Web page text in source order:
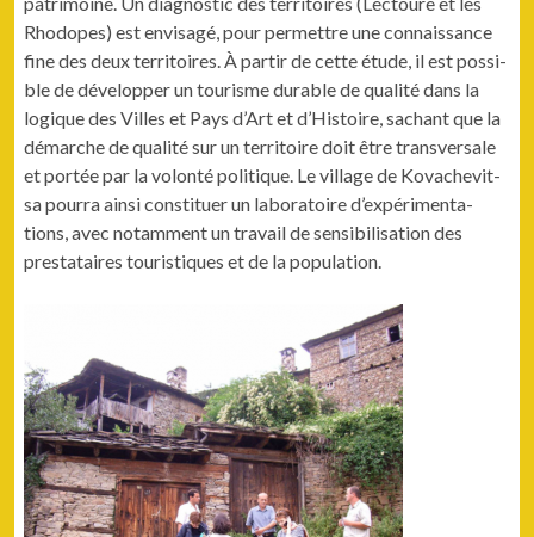
Rhodopes) est envis­agé, pour per­me­t­tre une con­nais­sance
fine des deux ter­ri­toires. À par­tir de cette étude, il est pos­si­
ble de dévelop­per un tourisme durable de qual­ité dans la
logique des Villes et Pays d’Art et d’Histoire, sachant que la
démarche de qual­ité sur un ter­ri­toire doit être trans­ver­sale
et portée par la volon­té poli­tique. Le vil­lage de Kovachevit­
sa pour­ra ain­si con­stituer un lab­o­ra­toire d’ex­péri­men­ta­
tions, avec notam­ment un tra­vail de sen­si­bil­i­sa­tion des
prestataires touris­tiques et de la population.